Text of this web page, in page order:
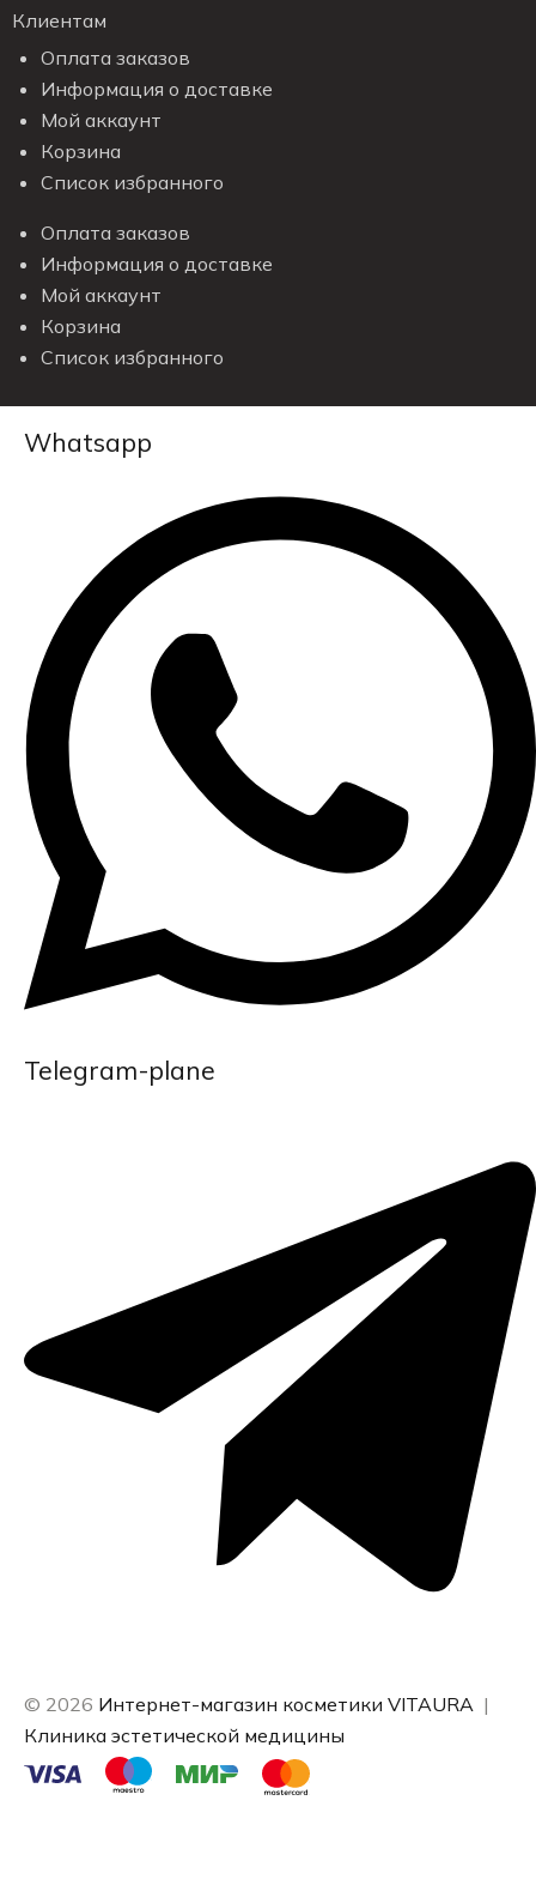
Клиентам
Оплата заказов
Информация о доставке
Мой аккаунт
Корзина
Список избранного
Оплата заказов
Информация о доставке
Мой аккаунт
Корзина
Список избранного
Whatsapp
Telegram-plane
© 2026 Интернет-магазин косметики VITAURA |
Клиника эстетической медицины